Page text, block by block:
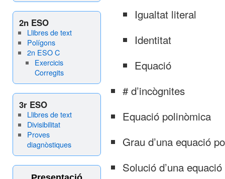
2n ESO
Llibres de text
Polígons
2n ESO C
Exercicis
Corregits
3r ESO
Llibres de text
Divisibilitat
Proves
diagnòstiques
Igualtat literal
Identitat
Equació
# d’incògnites
Equació polinòmica
Grau d’una equació
Solució d’una equació